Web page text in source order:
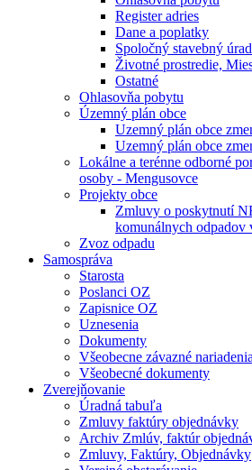
Register adries
Dane a poplatky
Spoločný stavebný úrad
Životné prostredie,
Ostatné
Ohlasovňa pobytu
Územný plán obce
Uzemný plán obce
Uzemný plán obce
Lokálne a terénne odborné
osoby - Mengusovce
Projekty obce
Zmluvy o poskytnutí
komunálnych odpadov
Zvoz odpadu
Samospráva
Starosta
Poslanci OZ
Zapisnice OZ
Uznesenia
Dokumenty
Všeobecne závazné nariadenia
Všeobecné dokumenty
Zverejňovanie
Úradná tabuľa
Zmluvy faktúry objednávky
Archiv Zmlúv, faktúr
Zmluvy, Faktúry, Objednávky